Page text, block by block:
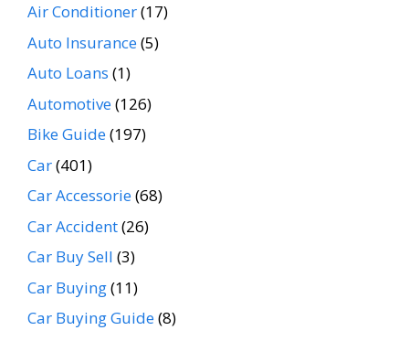
Air Conditioner(17)
Auto Insurance(5)
Auto Loans (1)
Automotive(126)
Bike Guide(197)
Car(401)
Car Accessorie(68)
Car Accident(26)
Car Buy Sell (3)
Car Buying(11)
Car Buying Guide(8)